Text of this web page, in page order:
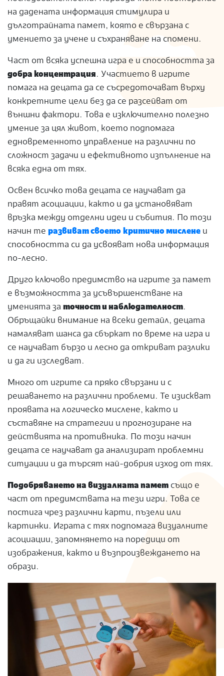
на дадената информация стимулира и
дълготрайната памет, която е свързана с
умението за учене и съхраняване на спомени.
Част от всяка успешна игра е и способността за
добра концентрация. Участието в игрите
помага на децата да се съсредоточават върху
конкретните цели без да се разсейват от
външни фактори. Това е изключително полезно
умение за цял живот, което подпомага
едновременното управление на различни по
сложност задачи и ефективното изпълнение на
всяка една от тях.
Освен всичко това децата се научават да
правят асоциации, както и да установяват
връзка между отделни идеи и събития. По този
начин те развиват своето критично мислене и
способността си да усвояват нова информация
по-лесно.
Друго ключово предимство на игрите за памет
е възможността за усъвършенстване на
уменията за точност и наблюдателност.
Обръщайки внимание на всеки детайл, децата
намаляват шанса да сбъркат по време на игра и
се научават бързо и лесно да откриват разлики
и да ги изследват.
Много от игрите са пряко свързани и с
решаването на различни проблеми. Те изискват
проявата на логическо мислене, както и
съставяне на стратегии и прогнозиране на
действията на противника. По този начин
децата се научават да анализират проблемни
ситуации и да търсят най-добрия изход от тях.
Подобряването на визуалната памет също е
част от предимствата на тези игри. Това се
постига чрез различни карти, пъзели или
картинки. Играта с тях подпомага визуалните
асоциации, запомнянето на поредици от
изображения, както и възпроизвеждането на
образи.